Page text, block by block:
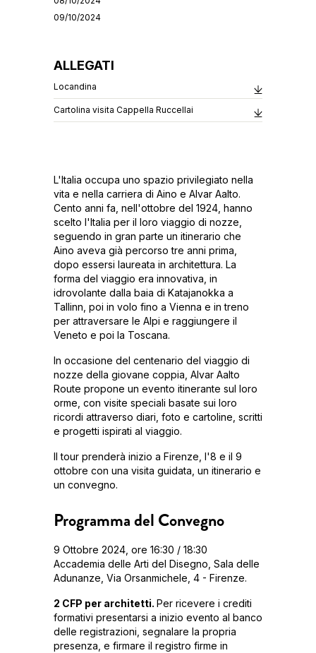
09/10/2024
ALLEGATI
Locandina
Cartolina visita Cappella Ruccellai
L'Italia occupa uno spazio privilegiato nella
vita e nella carriera di Aino e Alvar Aalto.
Cento anni fa, nell'ottobre del 1924, hanno
scelto l'Italia per il loro viaggio di nozze,
seguendo in gran parte un itinerario che
Aino aveva già percorso tre anni prima,
dopo essersi laureata in architettura. La
forma del viaggio era innovativa, in
idrovolante dalla baia di Katajanokka a
Tallinn, poi in volo fino a Vienna e in treno
per attraversare le Alpi e raggiungere il
Veneto e poi la Toscana.
In occasione del centenario del viaggio di
nozze della giovane coppia, Alvar Aalto
Route propone un evento itinerante sul loro
orme, con visite speciali basate sui loro
ricordi attraverso diari, foto e cartoline, scritti
e progetti ispirati al viaggio.
Il tour prenderà inizio a Firenze, l'8 e il 9
ottobre con una visita guidata, un itinerario e
un convegno.
Programma del Convegno
9 Ottobre 2024, ore 16:30 / 18:30
Accademia delle Arti del Disegno, Sala delle
Adunanze, Via Orsanmichele, 4 - Firenze.
2 CFP per architetti. Per ricevere i crediti
formativi presentarsi a inizio evento al banco
delle registrazioni, segnalare la propria
presenza, e firmare il registro firme in